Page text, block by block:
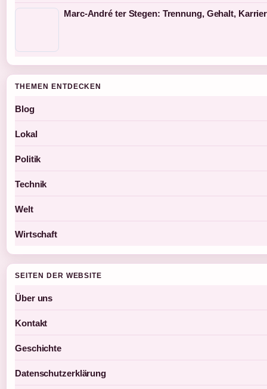
Marc-André ter Stegen: Trennung, Gehalt,
THEMEN ENTDECKEN
Blog
Lokal
Politik
Technik
Welt
Wirtschaft
SEITEN DER WEBSITE
Über uns
Kontakt
Geschichte
Datenschutzerklärung